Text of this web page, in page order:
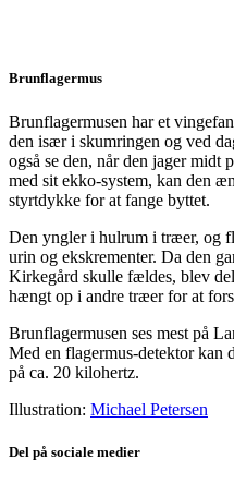
Brunflagermus
Brunflagermusen har et
den især i skumringen og ved
også se den, når den jager midt
med sit ekko-system, kan den
styrtdykke for at fange byttet.
Den yngler i hulrum i træer, og
urin og ekskrementer. Da den
Kirkegård skulle fældes, blev
hængt op i andre træer for at
Brunflagermusen ses mest på
Med en flagermus-detektor kan
på ca. 20 kilohertz.
Illustration: Michael Petersen
Del på sociale medier